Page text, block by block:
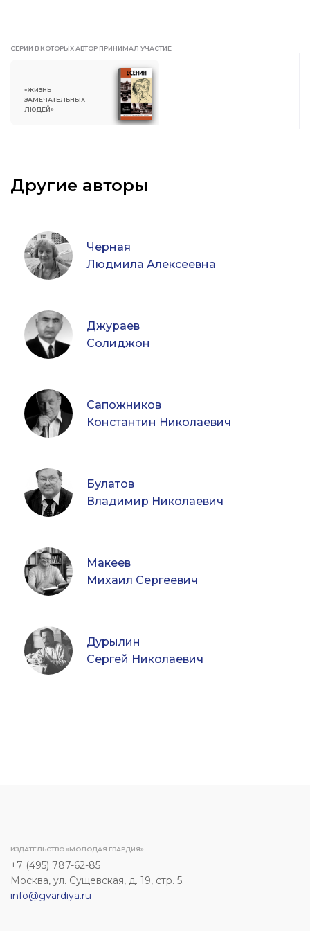
СЕРИИ В КОТОРЫХ АВТОР ПРИНИМАЛ УЧАСТИЕ
«ЖИЗНЬ
ЗАМЕЧАТЕЛЬНЫХ
ЛЮДЕЙ»
Другие авторы
Черная
Людмила Алексеевна
Джураев
Солиджон
Сапожников
Константин Николаевич
Булатов
Владимир Николаевич
Макеев
Михаил Сергеевич
Дурылин
Сергей Николаевич
ИЗДАТЕЛЬСТВО «МОЛОДАЯ ГВАРДИЯ»
+7 (495) 787-62-85
Москва, ул. Сущевская, д. 19, стр. 5.
info@gvardiya.ru